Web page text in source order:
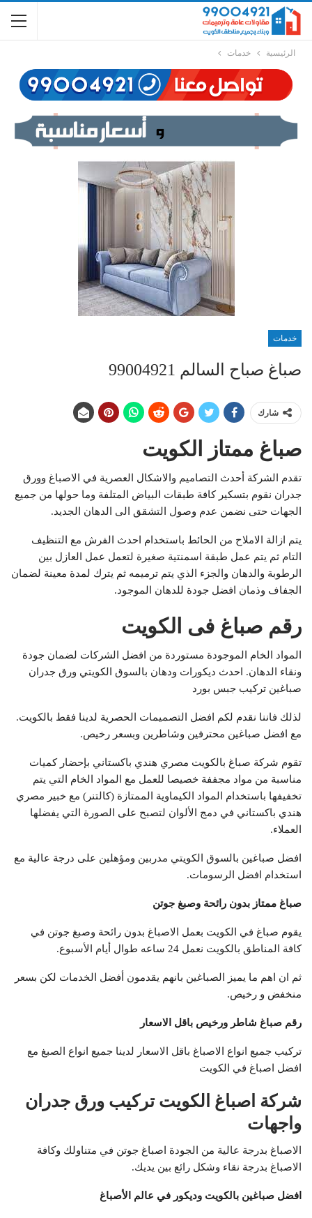
الرئيسية خدمات
خدمات
صباغ صباح السالم 99004921
شارك
صباغ ممتاز الكويت
تقدم الشركة أحدث التصاميم والاشكال العصرية في الاصباغ وورق
جدران نقوم بتسكير كافة طبقات البياض المتلفة وما حولها من جميع
الجهات حتى نضمن عدم وصول التشقق الى الدهان الجديد.
يتم ازالة الاملاح من الحائط باستخدام احدث الفرش مع التنظيف
التام ثم يتم عمل طبقة اسمنتية صغيرة لتعمل عمل العازل بين
الرطوبة والدهان والجزء الذي يتم ترميمه ثم يترك لمدة معينة لضمان
الجفاف وذمان افضل جودة للدهان الموجود.
رقم صباغ فى الكويت
المواد الخام الموجودة مستوردة من افضل الشركات لضمان جودة
ونقاء الدهان. احدث ديكورات ودهان بالسوق الكويتي ورق جدران
صباغين تركيب جبس بورد
لذلك فاننا نقدم لكم افضل التصميمات الحصرية لدينا فقط بالكويت.
مع افضل صباغين محترفين وشاطرين وبسعر رخيص.
تقوم شركة صباغ بالكويت مصري هندي باكستاني بإحضار كميات
مناسبة من مواد مجففة خصيصا للعمل مع المواد الخام التي يتم
تخفيفها باستخدام المواد الكيماوية الممتازة (كالتنر) مع خبير مصري
هندي باكستاني في دمج الألوان لتصبح على الصورة التي يفضلها
العملاء.
افضل صباغين بالسوق الكويتي مدربين ومؤهلين على درجة عالية مع
استخدام افضل الرسومات.
صباغ ممتاز بدون رائحة وصبغ جوتن
يقوم صباغ في الكويت بعمل الاصباغ بدون رائحة وصبغ جوتن في
كافة المناطق بالكويت نعمل 24 ساعه طوال أيام الأسبوع.
ثم ان اهم ما يميز الصباغين بانهم يقدمون أفضل الخدمات لكن بسعر
منخفض و رخيص.
رقم صباغ شاطر ورخيص باقل الاسعار
تركيب جميع انواع الاصباغ باقل الاسعار لدينا جميع انواع الصبغ مع
افضل اصباغ في الكويت
شركة اصباغ الكويت تركيب ورق جدران
واجهات
الاصباغ بدرجة عالية من الجودة اصباغ جوتن في متناولك وكافة
الاصباغ بدرجة نقاء وشكل رائع بين يديك.
افضل صباغين بالكويت وديكور في عالم الأصباغ